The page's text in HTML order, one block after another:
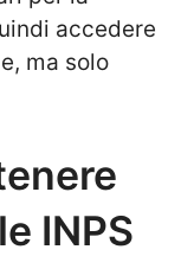
accedere
ma solo
INPS